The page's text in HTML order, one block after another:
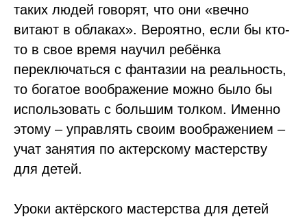
таких людей говорят, что они «вечно
витают в облаках». Вероятно, если бы кто-
то в свое время научил ребёнка
переключаться с фантазии на реальность,
то богатое воображение можно было бы
использовать с большим толком. Именно
этому – управлять своим воображением –
учат занятия по актерскому мастерству
для детей.
Уроки актёрского мастерства для детей